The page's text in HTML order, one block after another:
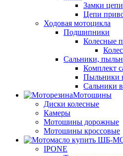
Замки цепи
Цепи
Ходовая мотоцикла
Подшипники
Колесные
Сальники,
Комплект
Пыльники
Сальники
Мотошины
Диски колесные
Камеры
Мотошины дорожные
Мотошины кроссовые
IPONE